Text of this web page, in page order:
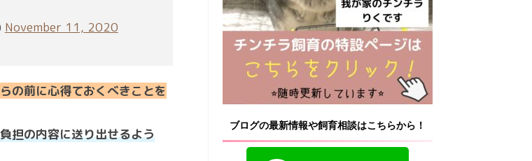
November 11, 2020
の前に心得ておくべきことを
担の内容に送り出せるよう
ブログの最新情報や飼育相談はこちらから！